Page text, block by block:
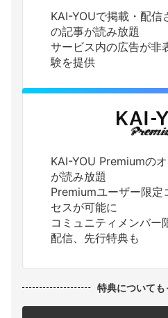
KAI-YOUで掲載・配信
の記事が読み放題
サービス内の広告が非
験を提供
KAI-YOU Premiumの
が読み放題
Premiumユーザー限定
セスが可能に
コミュニティメンバー
配信、先行特典も
特典についても